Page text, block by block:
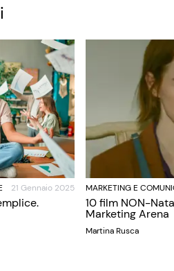
21 Gennaio 2025 MARKETING E
10 film NON-
Marketing Arena
Martina Rusca